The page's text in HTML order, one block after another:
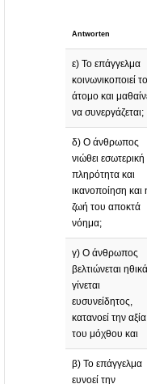
Antworten
ε) Το επάγγελμα
κοινωνικοποιεί το
άτομο και
να συνεργάζεται;
δ) Ο άνθρωπος
νιώθει εσωτερική
πληρότητα και
ικανοποίηση και
ζωή του αποκτά
νόημα;
γ) Ο άνθρωπος
βελτιώνεται
γίνεται
ευσυνείδητος,
κατανοεί την αξία
του μόχθου και
β) Το επάγγελμα
ευνοεί την